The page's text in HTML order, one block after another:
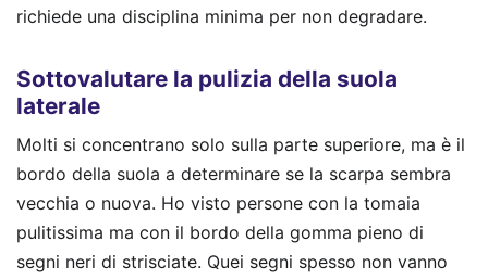
richiede una disciplina minima per non degradare.
Sottovalutare la pulizia della suola
laterale
Molti si concentrano solo sulla parte superiore, ma è il
bordo della suola a determinare se la scarpa sembra
vecchia o nuova. Ho visto persone con la tomaia
pulitissima ma con il bordo della gomma pieno di
segni neri di strisciate. Quei segni spesso non vanno